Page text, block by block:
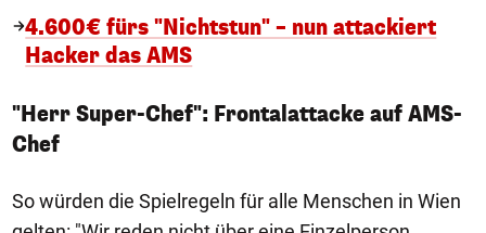
4.600€ fürs "Nichtstun" – nun attackiert
Hacker das AMS
"Herr Super-Chef": Frontalattacke auf AMS-
Chef
So würden die Spielregeln für alle Menschen in Wien